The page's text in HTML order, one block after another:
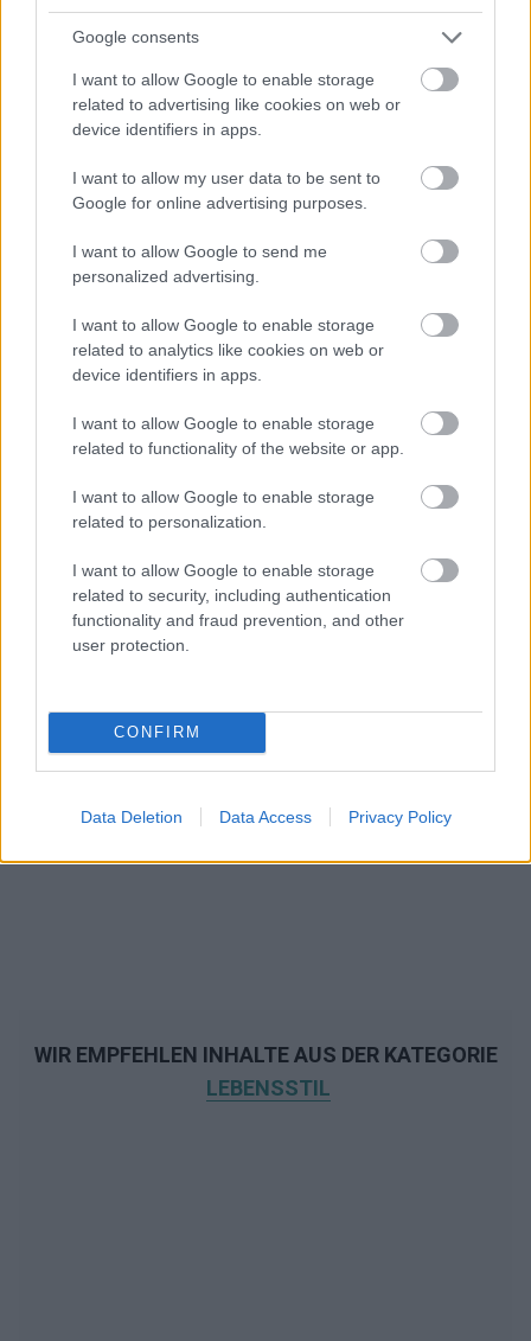
Google consents
I want to allow Google to enable storage
related to advertising like cookies on web or
device identifiers in apps.
I want to allow my user data to be sent to
Google for online advertising purposes.
I want to allow Google to send me
personalized advertising.
I want to allow Google to enable storage
related to analytics like cookies on web or
device identifiers in apps.
I want to allow Google to enable storage
related to functionality of the website or app.
I want to allow Google to enable storage
related to personalization.
I want to allow Google to enable storage
related to security, including authentication
functionality and fraud prevention, and other
user protection.
CONFIRM
Data Deletion Data Access Privacy Policy
Bildungs- und Informationszwecken. Der Herausgeber und die
Redaktion der Website sind nicht für die Ergebnisse ihrer
der Website verwenden, ist es unbedingt erforderlich, einen Arzt
zu konsultieren.
Werbung:
WIR EMPFEHLEN INHALTE AUS DER KATEGORIE
LEBENSSTIL